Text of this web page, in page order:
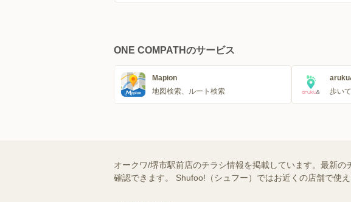
ONE COMPATHのサービス
Mapion
地図検索、ルート検索
歩い
オークワ/堺市駅前店のチラシ情報を掲載しています。最新
確認できます。 Shufoo!（シュフー）ではお近くの店舗で使